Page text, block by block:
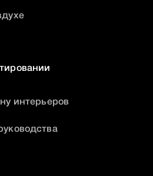
интерьеров